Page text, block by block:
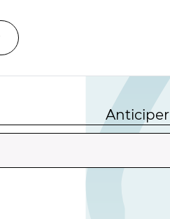
Anticiper